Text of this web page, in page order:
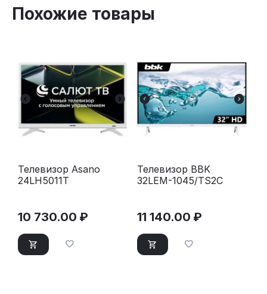
Похожие товары
Телевизор Asano
24LH5011T
10 730.00 ₽
Телевизор BBK
32LEM-1045/TS2C
11 140.00 ₽